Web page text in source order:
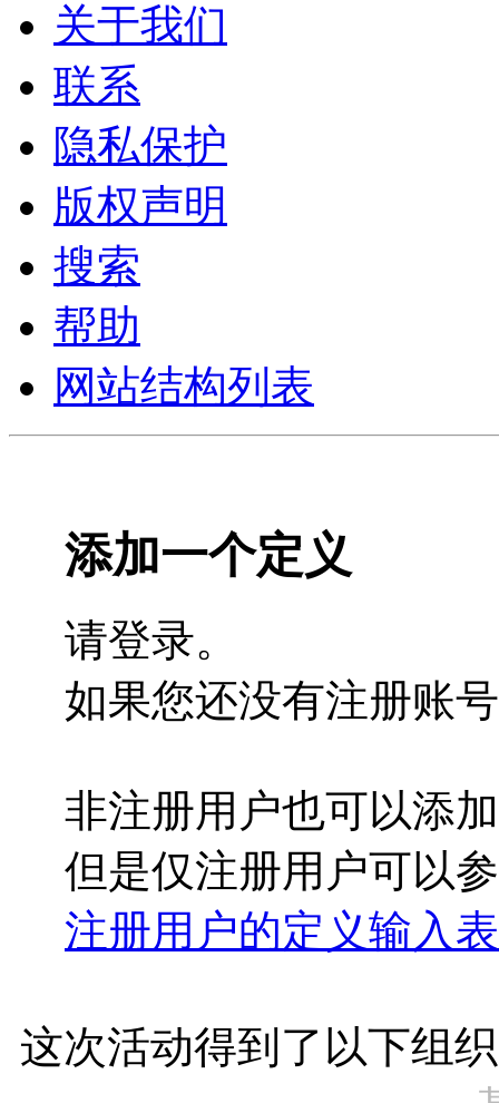
关于我们
联系
隐私保护
版权声明
搜索
帮助
网站结构列表
添加一个定义
请登录。
如果您还没有注册账
非注册用户也可以添
但是仅注册用户可以
注册用户的定义输入
这次活动得到了以下组